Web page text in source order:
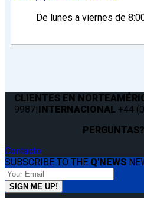
De lunes a viernes de
CLIENTES EN
9987
INTERNACIONAL +44
PERGUNTAS?
Contacto
SUBSCRIBE TO THE Q'NEWS